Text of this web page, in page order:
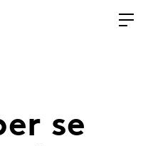
se